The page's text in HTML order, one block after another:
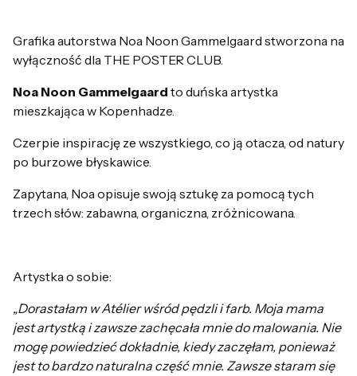
Grafika autorstwa Noa Noon Gammelgaard stworzona na
wyłączność dla THE POSTER CLUB.
Noa Noon Gammelgaard to duńska artystka
mieszkająca w Kopenhadze.
Czerpie inspirację ze wszystkiego, co ją otacza, od natury
po burzowe błyskawice.
Zapytana, Noa opisuje swoją sztukę za pomocą tych
trzech słów: zabawna, organiczna, zróżnicowana.
Artystka o sobie:
„Dorastałam w Atélier wśród pędzli i farb. Moja mama
jest artystką i zawsze zachęcała mnie do malowania. Nie
mogę powiedzieć dokładnie, kiedy zaczęłam, ponieważ
jest to bardzo naturalna część mnie. Zawsze staram się